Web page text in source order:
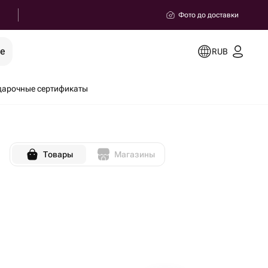
Фото до доставки
RUB
сертификаты
Товары Магазины